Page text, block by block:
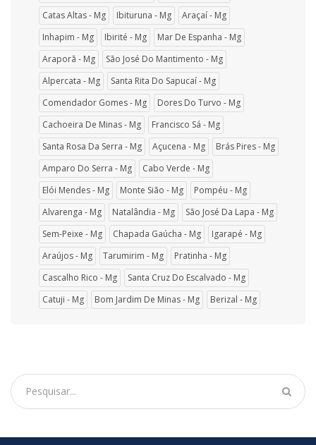
Catas Altas - Mg
Ibituruna - Mg
Araçaí - Mg
Inhapim - Mg
Ibirité - Mg
Mar De Espanha - Mg
Araporã - Mg
São José Do Mantimento - Mg
Alpercata - Mg
Santa Rita Do Sapucaí - Mg
Comendador Gomes - Mg
Dores Do Turvo - Mg
Cachoeira De Minas - Mg
Francisco Sá - Mg
Santa Rosa Da Serra - Mg
Açucena - Mg
Brás Pires - Mg
Amparo Do Serra - Mg
Cabo Verde - Mg
Elói Mendes - Mg
Monte Sião - Mg
Pompéu - Mg
Alvarenga - Mg
Natalândia - Mg
São José Da Lapa - Mg
Sem-Peixe - Mg
Chapada Gaúcha - Mg
Igarapé - Mg
Araújos - Mg
Tarumirim - Mg
Pratinha - Mg
Cascalho Rico - Mg
Santa Cruz Do Escalvado - Mg
Catuji - Mg
Bom Jardim De Minas - Mg Berizal - Mg